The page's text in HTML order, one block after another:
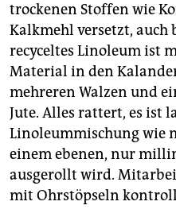
trockenen Stoffen wie
Kalkmehl versetzt, auch
recyceltes Linoleum ist
Material in den
mehreren Walzen und
Jute. Alles rattert, es ist
Linoleummischung wie
einem ebenen, nur
ausgerollt wird.
mit Ohrstöpseln